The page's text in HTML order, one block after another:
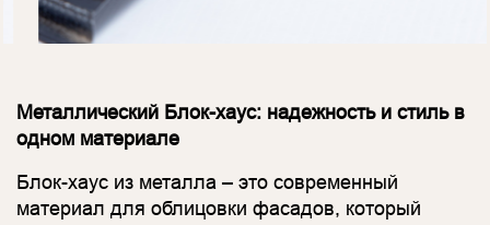
Металлический Блок-хаус: надежность и стиль в
одном материале
Блок-хаус из металла – это современный
материал для облицовки фасадов, который